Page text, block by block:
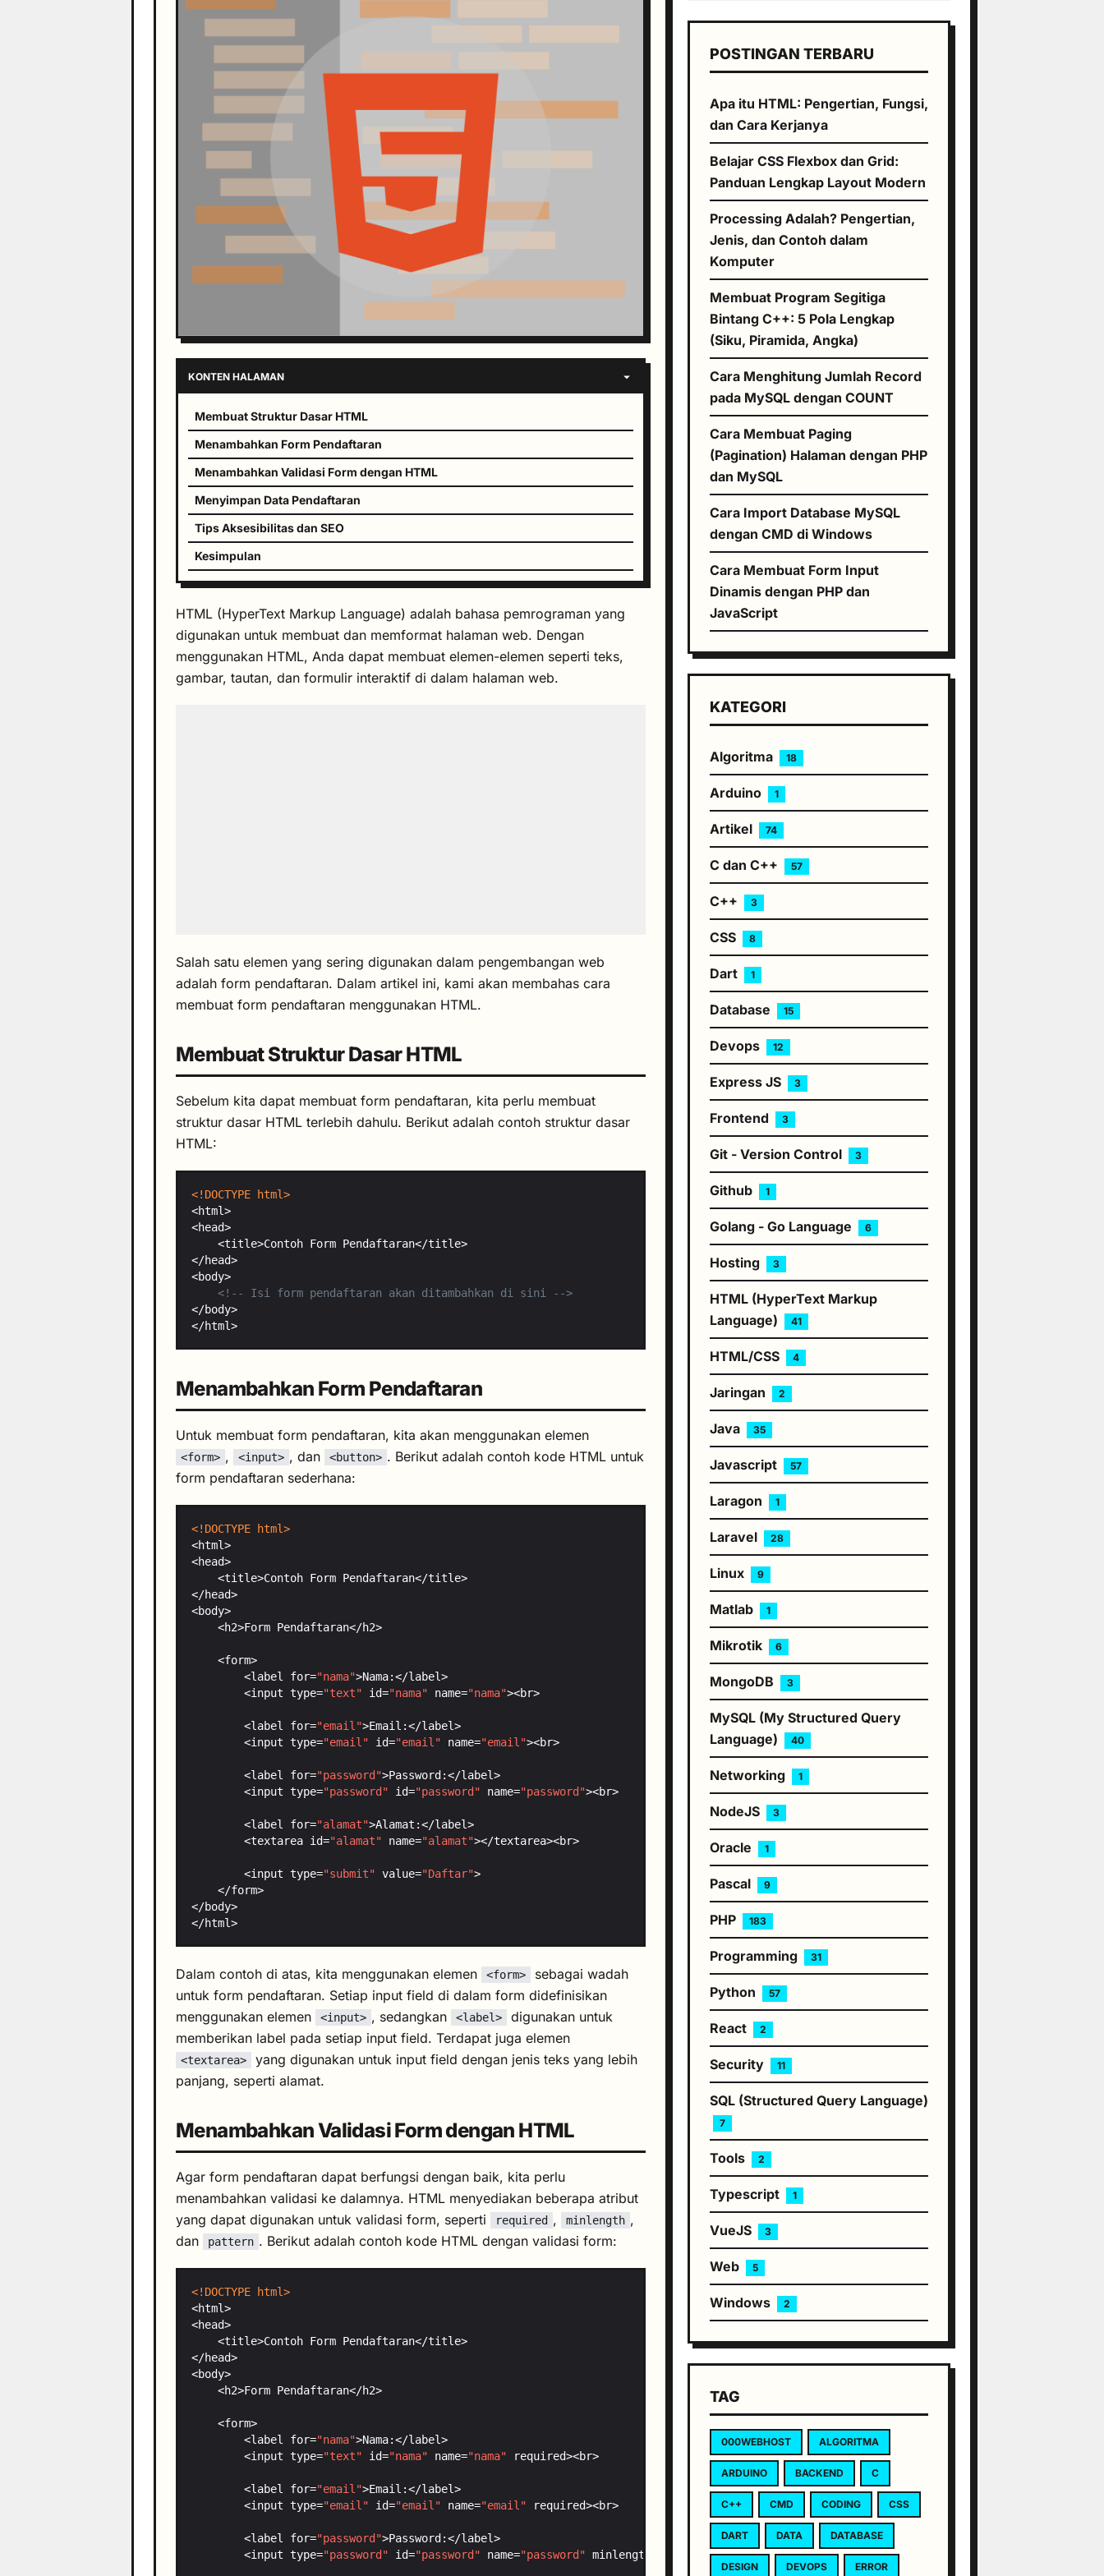
KONTEN HALAMAN
Membuat Struktur Dasar HTML
Menambahkan Form Pendaftaran
Menambahkan Validasi Form dengan HTML
Menyimpan Data Pendaftaran
Tips Aksesibilitas dan SEO
Kesimpulan
HTML (HyperText Markup Language) adalah bahasa pemrograman yang
digunakan untuk membuat dan memformat halaman web. Dengan
menggunakan HTML, Anda dapat membuat elemen-elemen seperti teks,
gambar, tautan, dan formulir interaktif di dalam halaman web.
Salah satu elemen yang sering digunakan dalam pengembangan web
adalah form pendaftaran. Dalam artikel ini, kami akan membahas cara
membuat form pendaftaran menggunakan HTML.
Membuat Struktur Dasar HTML
Sebelum kita dapat membuat form pendaftaran, kita perlu membuat
struktur dasar HTML terlebih dahulu. Berikut adalah contoh struktur dasar
HTML:
<!DOCTYPE html>
<!-- Isi form pendaftaran akan ditambahkan di sini -->
Menambahkan Form Pendaftaran
Untuk membuat form pendaftaran, kita akan menggunakan elemen
<form> , <input> , dan <button> . Berikut adalah contoh kode HTML untuk
form pendaftaran sederhana:
<!DOCTYPE html>
        <label for=
"nama"
        <input type=
"text" id="nama" name="nama"
        <label for=
"email"
        <input type=
"email" id="email" name="email"
        <label for=
"password"
        <input type=
"password" id="password" name="password"
        <label for=
"alamat"
        <textarea id=
"alamat" name="alamat"
        <input type=
"submit" value="Daftar"
Dalam contoh di atas, kita menggunakan elemen <form>
sebagai wadah
untuk form pendaftaran. Setiap input field di dalam form didefinisikan
menggunakan elemen
<input> , sedangkan <label>
digunakan untuk
memberikan label pada setiap input field. Terdapat juga elemen
<textarea>
yang digunakan untuk input field dengan jenis teks yang lebih
panjang, seperti alamat.
Menambahkan Validasi Form dengan HTML
Agar form pendaftaran dapat berfungsi dengan baik, kita perlu
menambahkan validasi ke dalamnya. HTML menyediakan beberapa atribut
yang dapat digunakan untuk validasi form, seperti
required , minlength ,
dan
pattern . Berikut adalah contoh kode HTML dengan validasi form:
<!DOCTYPE html>
        <label for=
"nama"
        <input type=
"text" id="nama" name="nama"
        <label for=
"email"
        <input type=
"email" id="email" name="email"
        <label for=
"password"
        <input type=
"password" id="password" name="password" minlength=
POSTINGAN TERBARU
Apa itu HTML: Pengertian, Fungsi,
dan Cara Kerjanya
Belajar CSS Flexbox dan Grid:
Panduan Lengkap Layout Modern
Processing Adalah? Pengertian,
Jenis, dan Contoh dalam
Komputer
Membuat Program Segitiga
Bintang C++: 5 Pola Lengkap
(Siku, Piramida, Angka)
Cara Menghitung Jumlah Record
pada MySQL dengan COUNT
Cara Membuat Paging
(Pagination) Halaman dengan PHP
dan MySQL
Cara Import Database MySQL
dengan CMD di Windows
Cara Membuat Form Input
Dinamis dengan PHP dan
JavaScript
KATEGORI
Algoritma 18
Arduino 1
Artikel 74
C dan C++ 57
C++ 3
CSS 8
Dart 1
Database 15
Devops 12
Express JS 3
Frontend 3
Git - Version Control 3
Github 1
Golang - Go Language 6
Hosting 3
HTML (HyperText Markup
Language)
41
HTML/CSS 4
Jaringan 2
Java 35
Javascript 57
Laragon 1
Laravel 28
Linux 9
Matlab 1
Mikrotik 6
MongoDB 3
MySQL (My Structured Query
Language)
40
Networking 1
NodeJS 3
Oracle 1
Pascal 9
PHP 183
Programming 31
Python 57
React 2
Security 11
SQL (Structured Query Language)
7
Tools 2
Typescript 1
VueJS 3
Web 5
Windows 2
TAG
000WEBHOST ALGORITMA
ARDUINO BACKEND C
C++ CMD CODING CSS
DART DATA DATABASE
DESIGN DEVOPS ERROR